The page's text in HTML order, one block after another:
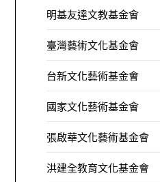
明基友達文教基金會
臺灣藝術文化基金會
台新文化藝術基金會
國家文化藝術基金會
張啟華文化藝術基金會
洪建全教育文化基金會